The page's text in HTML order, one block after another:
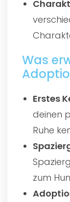
Was
Erstes
deinen
Ruhe
zum